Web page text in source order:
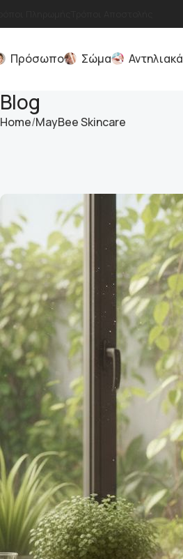
Πρόσωπο Σώμα Αντηλιακά
Blog
Home MayBee Skincare